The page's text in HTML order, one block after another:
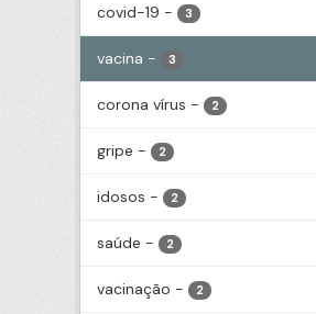
covid-19 - 3
vacina - 3
corona vírus - 2
gripe - 2
idosos - 2
saúde - 2
vacinação - 2